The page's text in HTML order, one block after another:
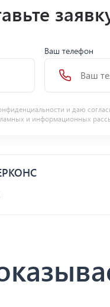
Ваш телефон
и даю
и информационных